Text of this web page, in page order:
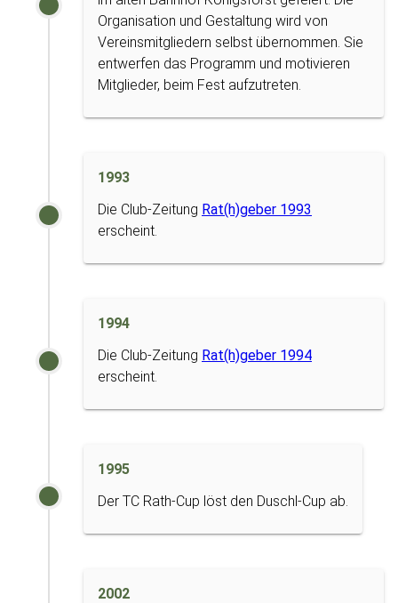
Organisation und Gestaltung wird von
Vereinsmitgliedern selbst übernommen. Sie
entwerfen das Programm und motivieren
Mitglieder, beim Fest aufzutreten.
1993
Die Club-Zeitung Rat(h)geber 1993
erscheint.
1994
Die Club-Zeitung Rat(h)geber 1994
erscheint.
1995
Der TC Rath-Cup löst den Duschl-Cup ab.
2002